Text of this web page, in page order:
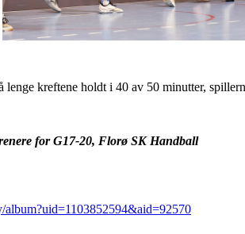
kreftene holdt i 40 av 50 minutter,
for G17-20, Florø SK Handball